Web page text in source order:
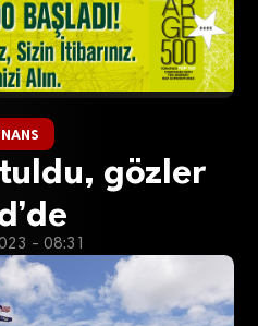
gözler
- 08:31